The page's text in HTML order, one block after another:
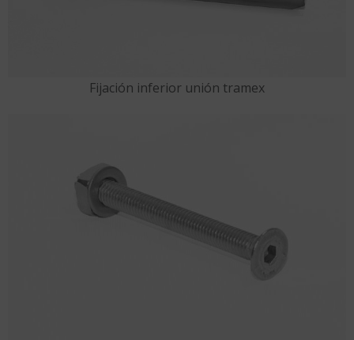
Fijación inferior unión tramex